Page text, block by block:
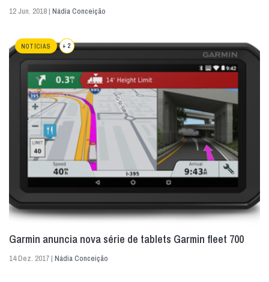
12 Jun. 2018 | Nádia Conceição
NOTÍCIAS + 2
Garmin anuncia nova série de tablets Garmin fleet 700
14 Dez. 2017 | Nádia Conceição